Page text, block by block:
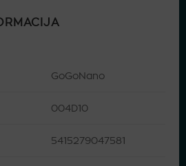
GoGoNano
004D10
5415279047581